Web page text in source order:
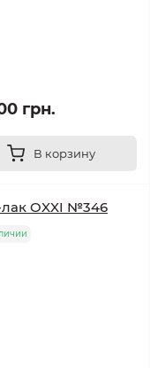
грн.
В корзину
лак OXXI №346